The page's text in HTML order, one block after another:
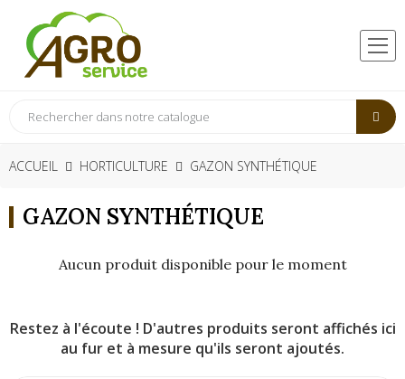
ACCUEIL HORTICULTURE GAZON SYNTHÉTIQUE
GAZON SYNTHÉTIQUE
Aucun produit disponible pour le moment
Restez à l'écoute ! D'autres produits seront affichés ici
au fur et à mesure qu'ils seront ajoutés.